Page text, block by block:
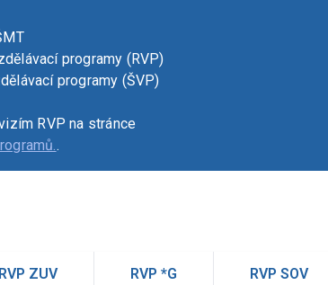
programy (RVP)
programy (ŠVP)
RVP na stránce
.
RVP ZUV RVP *G RVP SOV